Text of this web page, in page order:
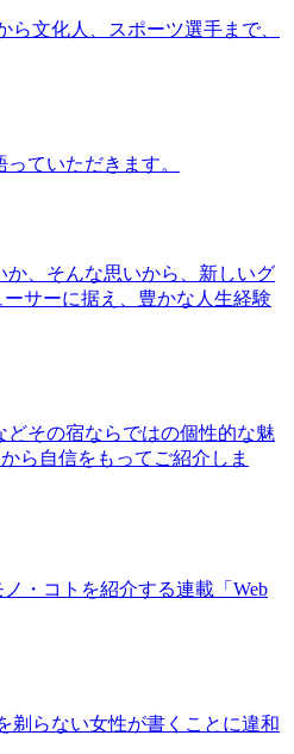
文化人、スポーツ選手まで、
ていただきます。
、そんな思いから、新しいグ
サーに据え、豊かな人生経験
その宿ならではの個性的な魅
ら自信をもってご紹介しま
・コトを紹介する連載「Web
剃らない女性が書くことに違和